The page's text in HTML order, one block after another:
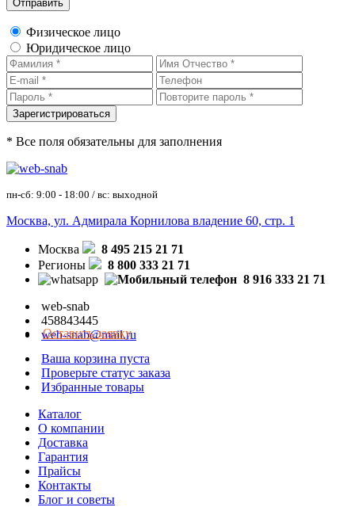
Физическое лицо
Юридическое лицо
* Все поля обязательны для заполнения
пн-сб: 9:00 - 18:00 / вс: выходной
Москва, ул. Адмирала Корнилова владение 60, стр. 1
Москва
8 495 215 21 71
Регионы
8 800 333 21 71
8 916 333 21 71
web-snab
458843445
web-snab@mail.ru
Оставить заявку
Ваша корзина пуста
Проверьте статус заказа
Избранные товары
Каталог
О компании
Доставка
Гарантия
Прайсы
Контакты
Блог и советы